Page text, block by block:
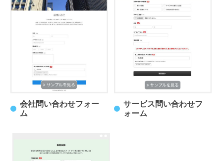
会社問い合わせフォー
ム
サービス問い合わせフ
ォーム